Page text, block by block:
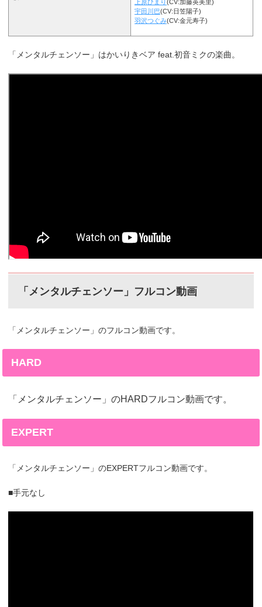
上原ひまり(CV:加藤英美里)
宇田川巴(CV:日笠陽子)
羽沢つぐみ(CV:金元寿子)
「メンタルチェンソー」はかいりきベア feat.初音ミクの楽曲。
「メンタルチェンソー」フルコン動画
「メンタルチェンソー」のフルコン動画です。
HARD
「メンタルチェンソー」のHARDフルコン動画です。
EXPERT
「メンタルチェンソー」のEXPERTフルコン動画です。
■手元なし